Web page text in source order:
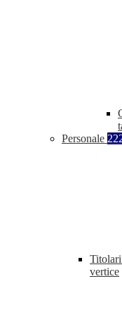
Personale
vertice